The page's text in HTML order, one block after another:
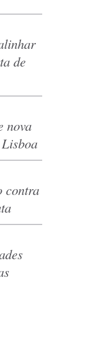
de
nova
contra